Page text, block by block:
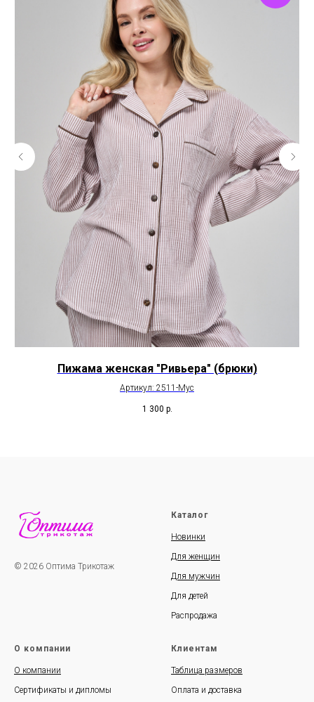
Пижама женская "Ривьера" (брюки)
Артикул: 2511-Мус
1 300 р.
© 2026 Оптима Трикотаж
Каталог
Новинки
Для женщин
Для мужчин
Для детей
Распродажа
О компании
О компании
Сертификаты и дипломы
Клиентам
Таблица размеров
Оплата и доставка